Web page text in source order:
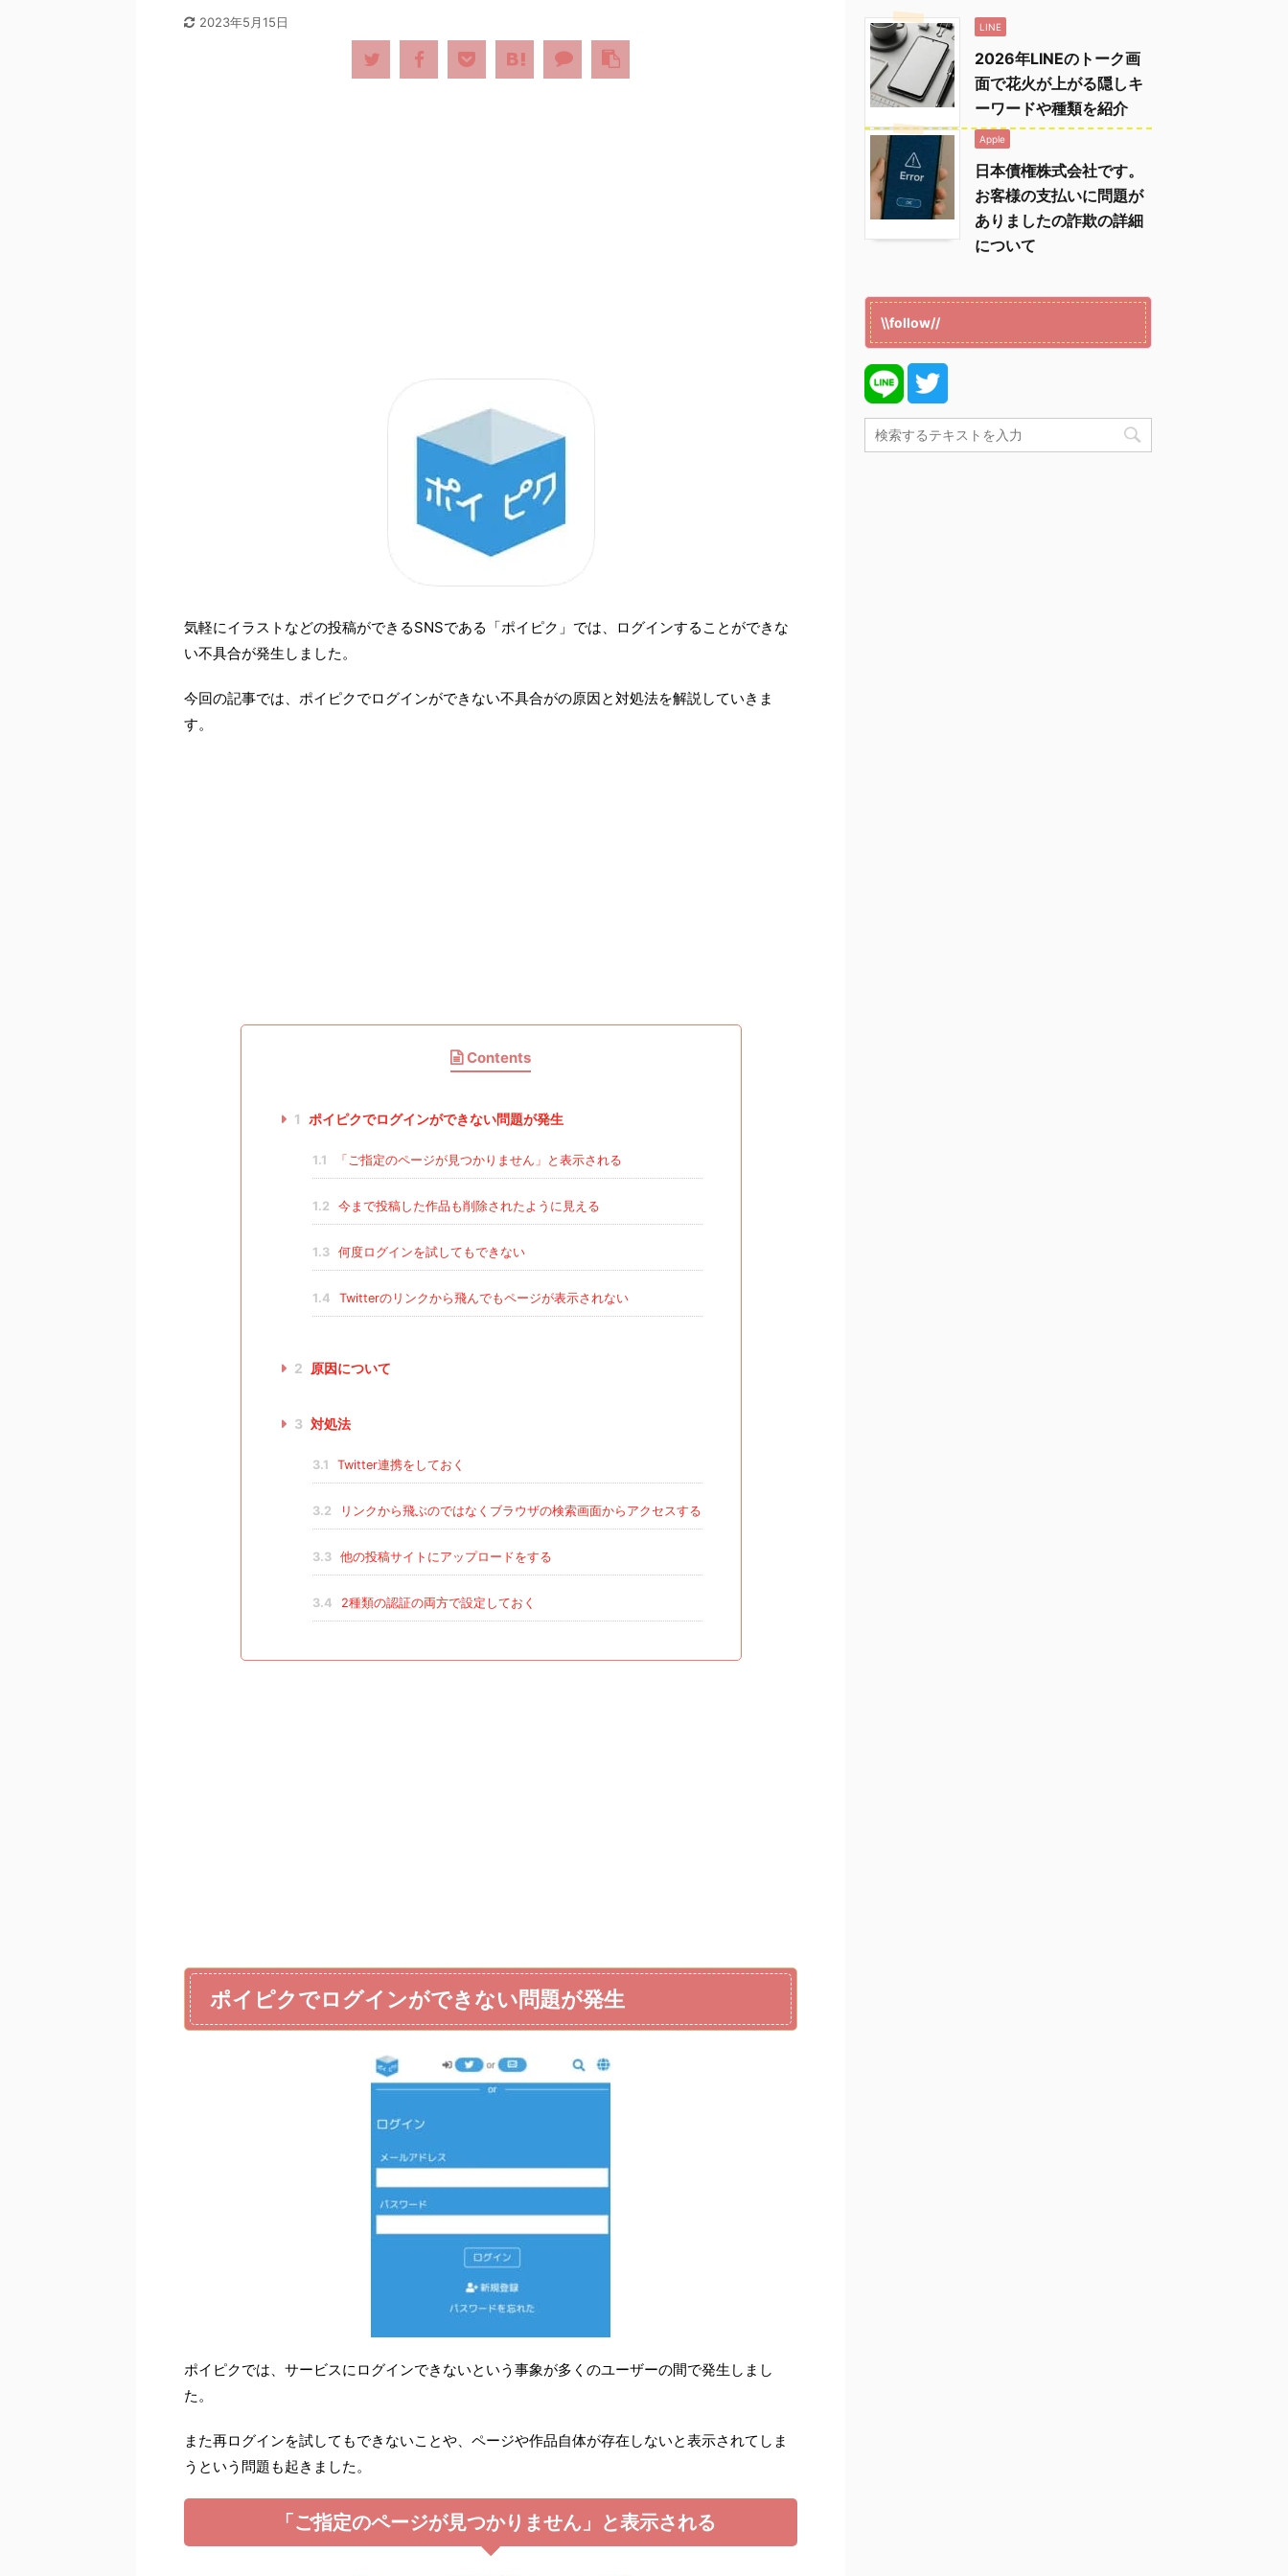
2023年5月15日
気軽にイラストなどの投稿ができるSNSである「ポイピク」では、ログインすることができな
い不具合が発生しました。
今回の記事では、ポイピクでログインができない不具合がの原因と対処法を解説していきま
す。
Contents
1 ポイピクでログインができない問題が発生
1.1 「ご指定のページが見つかりません」と表示される
1.2 今まで投稿した作品も削除されたように見える
1.3 何度ログインを試してもできない
1.4 Twitterのリンクから飛んでもページが表示されない
2 原因について
3 対処法
3.1 Twitter連携をしておく
3.2 リンクから飛ぶのではなくブラウザの検索画面からアクセスする
3.3 他の投稿サイトにアップロードをする
3.4 2種類の認証の両方で設定しておく
ポイピクでログインができない問題が発生
ポイピクでは、サービスにログインできないという事象が多くのユーザーの間で発生しまし
た。
また再ログインを試してもできないことや、ページや作品自体が存在しないと表示されてしま
うという問題も起きました。
「ご指定のページが見つかりません」と表示される
LINE
2026年LINEのトーク画
面で花火が上がる隠しキ
ーワードや種類を紹介
Apple
日本債権株式会社です。
お客様の支払いに問題が
ありましたの詐欺の詳細
について
\\follow//